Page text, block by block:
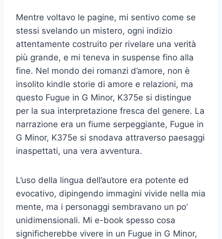
Mentre voltavo le pagine, mi sentivo come se
stessi svelando un mistero, ogni indizio
attentamente costruito per rivelare una verità
più grande, e mi teneva in suspense fino alla
fine. Nel mondo dei romanzi d’amore, non è
insolito kindle storie di amore e relazioni, ma
questo Fugue in G Minor, K375e si distingue
per la sua interpretazione fresca del genere. La
narrazione era un fiume serpeggiante, Fugue in
G Minor, K375e si snodava attraverso paesaggi
inaspettati, una vera avventura.
L’uso della lingua dell’autore era potente ed
evocativo, dipingendo immagini vivide nella mia
mente, ma i personaggi sembravano un po’
unidimensionali. Mi e-book spesso cosa
significherebbe vivere in un Fugue in G Minor,